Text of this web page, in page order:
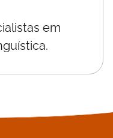
em